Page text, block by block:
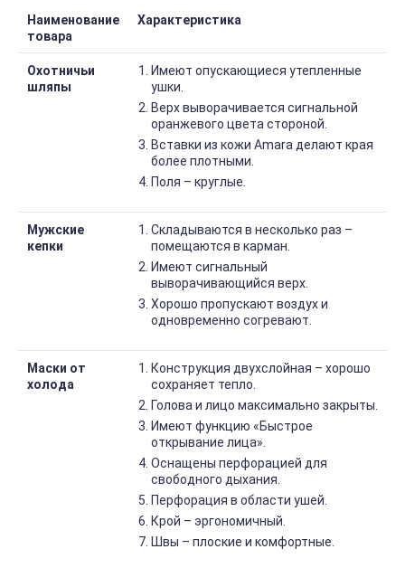
Наименование
товара
Характеристика
Охотничьи
шляпы
Имеют опускающиеся утепленные
ушки.
Верх выворачивается сигнальной
оранжевого цвета стороной.
Вставки из кожи Amara делают края
более плотными.
Поля – круглые.
Мужские
кепки
Складываются в несколько раз –
помещаются в карман.
Имеют сигнальный
выворачивающийся верх.
Хорошо пропускают воздух и
одновременно согревают.
Маски от
холода
Конструкция двухслойная – хорошо
сохраняет тепло.
Голова и лицо максимально закрыты.
Имеют функцию «Быстрое
открывание лица».
Оснащены перфорацией для
свободного дыхания.
Перфорация в области ушей.
Крой – эргономичный.
Швы – плоские и комфортные.